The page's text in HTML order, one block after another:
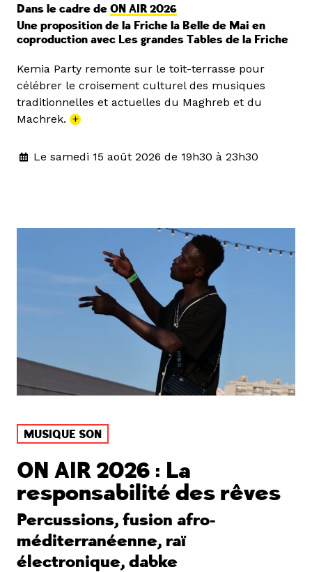
Dans le cadre de ON AIR 2026
Une proposition de la Friche la Belle de Mai en
coproduction avec Les grandes Tables de la Friche
Kemia Party remonte sur le toit-terrasse pour
célébrer le croisement culturel des musiques
traditionnelles et actuelles du Maghreb et du
Machrek. +
Le samedi 15 août 2026 de 19h30 à 23h30
MUSIQUE SON
ON AIR 2026 : La
responsabilité des rêves
Percussions, fusion afro-
méditerranéenne, raï
électronique, dabke